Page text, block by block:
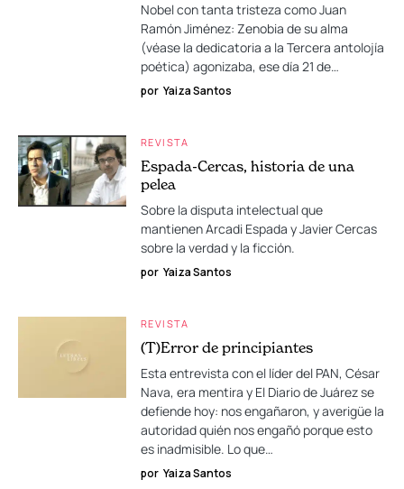
Nobel con tanta tristeza como Juan
Ramón Jiménez: Zenobia de su alma
(véase la dedicatoria a la Tercera antolojía
poética) agonizaba, ese día 21 de…
por Yaiza Santos
REVISTA
Espada-Cercas, historia de una
pelea
Sobre la disputa intelectual que
mantienen Arcadi Espada y Javier Cercas
sobre la verdad y la ficción.
por Yaiza Santos
REVISTA
(T)Error de principiantes
Esta entrevista con el líder del PAN, César
Nava, era mentira y El Diario de Juárez se
defiende hoy: nos engañaron, y averigüe la
autoridad quién nos engañó porque esto
es inadmisible. Lo que…
por Yaiza Santos